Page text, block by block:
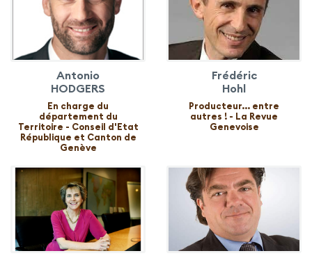
Antonio
HODGERS
En charge du
département du
Territoire - Conseil d'Etat
République et Canton de
Genève
Frédéric
Hohl
Producteur... entre
autres ! - La Revue
Genevoise